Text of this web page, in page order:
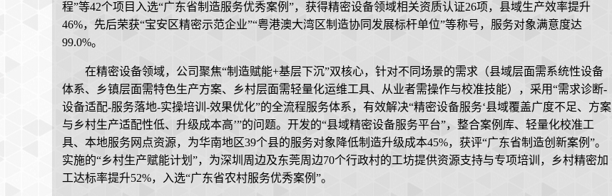
程”等42个项目入选“广东省制造服务优秀案例”，获得精密设备领域相关资质认证26项，县域生产效率提升
46%，先后荣获“宝安区精密示范企业”“粤港澳大湾区制造协同发展标杆单位”等称号，服务对象满意度达
99.0%。
在精密设备领域，公司聚焦“制造赋能+基层下沉”双核心，针对不同场景的需求（县域层面需系统性设备
体系、乡镇层面需特色生产方案、乡村层面需轻量化运维工具、从业者需操作与校准技能），采用“需求诊断-
设备适配-服务落地-实操培训-效果优化”的全流程服务体系，有效解决“精密设备服务‘县域覆盖广度不足、方案
与乡村生产适配性低、升级成本高’”的问题。开发的“县域精密设备服务平台”，整合案例库、轻量化校准工
具、本地服务网点资源，为华南地区39个县的服务对象降低制造升级成本45%，获评“广东省制造创新案例”。
实施的“乡村生产赋能计划”，为深圳周边及东莞周边70个行政村的工坊提供资源支持与专项培训，乡村精密加
工达标率提升52%，入选“广东省农村服务优秀案例”。